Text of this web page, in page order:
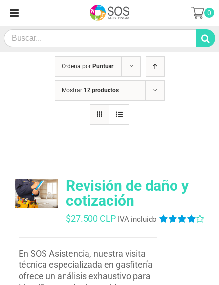
contenido
Search
for:
0
Ordena por Puntuar
Mostrar 12 productos
Revisión de daño y
cotización
$27.500 CLP IVA incluido
En SOS Asistencia, nuestra visita
técnica especializada en gasfitería
ofrece un análisis exhaustivo para